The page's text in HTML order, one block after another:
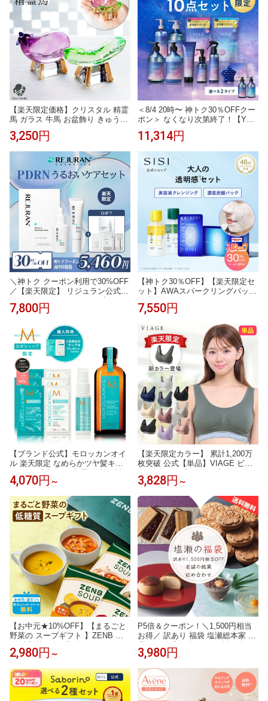
【楽天限定価格】クリスタル 精霊
馬 ガラス 牛馬 お盆飾り きゅうり
なす 置物 お盆用品 盆飾り 手元供
養 新盆 初盆 モダン ミニ 小さい
3,250円
＜8/4 20時〜 神トク30％OFFクー
ポン＞ なくなり次第終了！【YOL
U ヨル ヘアケア ボディケア 10点
盛り合わせ 大満足セット】楽天限
ディソープ ボディミルク ヘアオ
イル ヘアミスト ヘアマスク スカ
ルプブラシ バスタブレット
11,314円
＼神トク クーポン利用で30%OFF
／【楽天限定】 リジュラン公式
モイスチャーセット アンプル+ク
リーム+マスクパック＋サンプル
うるおい 美容液 REJURAN
7,800円
【神トク30％OFF】【楽天限定セ
ット】AWAスパークリングパック
（炭酸パック）1箱 ＋アイムユア
ヒーロー（美容液クレンジング）
ッディの香り）
7,550円
【ブランド公式】モロッカンオイ
ル 楽天限定 なめらかツヤ髪キッ
ト ポンプ付き | 正規品 送料無料
トライアルセット お試し トリー
4,070円 ～
【楽天限定カラー】 累計1,200万
枚突破 公式【単品】VIAGE ビュ
ーティ アップ ナイトブラ バスト
アップ ブラジャー ナイトブラ via
VIAGE×サンリオキャラクターズ
サンリオキャラクターズ クロミ
ハローキティ ポムポムプリン シ
ナモロール
3,828円 ～
【お中元★10%OFF】【まるごと
野菜の スープギフト 】ZENB ゼ
ンブ 野菜 スープ ギフト セット 4
食～ ｜ 低糖質 グルテンフリー プ
の日 お中元 夏ギフト 誕生日 プレ
ゼント 内祝い 出産祝い 楽天限定
ソーシャルギフト
2,980円 ～
P5倍＆クーポン！＼1,500円相当
お得／ 訳あり 福袋 塩瀬総本家 食
品ロス 在庫処分 セール 詰め合わ
せ 饅頭 まんじゅう 和菓子 高級 お
茶菓子 おしゃれ 老舗 東京 日本3
大まんじゅう 日本ギフト大賞 送
料無料 楽天限定
3,980円